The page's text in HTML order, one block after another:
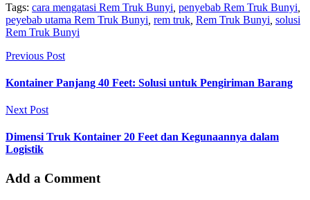
Tags: cara mengatasi Rem Truk Bunyi penyebab Rem Truk Bunyi
peyebab utama Rem Truk Bunyi rem truk Rem Truk Bunyi solusi
Rem Truk Bunyi
Previous Post
Kontainer Panjang 40 Feet: Solusi untuk Pengiriman Barang
Next Post
Dimensi Truk Kontainer 20 Feet dan Kegunaannya dalam
Logistik
Add a Comment